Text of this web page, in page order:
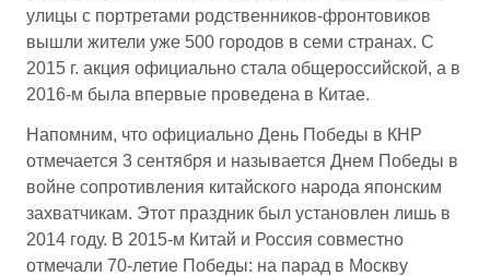
улицы с портретами родственников-фронтовиков
вышли жители уже 500 городов в семи странах. С
2015 г. акция официально стала общероссийской, а в
2016-м была впервые проведена в Китае.
Напомним, что официально День Победы в КНР
отмечается 3 сентября и называется Днем Победы в
войне сопротивления китайского народа японским
захватчикам. Этот праздник был установлен лишь в
2014 году. В 2015-м Китай и Россия совместно
отмечали 70-летие Победы: на парад в Москву